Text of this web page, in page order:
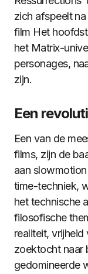
zich afspeelt
film Het
het Matrix-
personages,
zijn.
Een
Een van de
films, zijn de
aan
time-techniek,
het technische
filosofische
realiteit, vrijheid
zoektocht naar
gedomineerde